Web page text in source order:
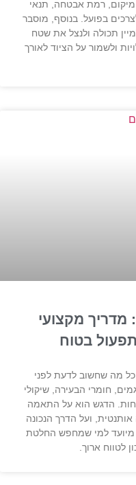
מיקום, רמת אבטחה, תנאי
בפועל. בנוסף, מוסבר
תכולה ולנצל את שטח
ולשמור על הציוד לאורך
מדריך מקצועי
בטוח
מה שחשוב לדעת לפני
חומרי הבעירה, שיקולי
הדגש הוא על התאמה
ועל הדרך הנכונה
מיועד למי שמחפש החלטת
לטווח ארוך.